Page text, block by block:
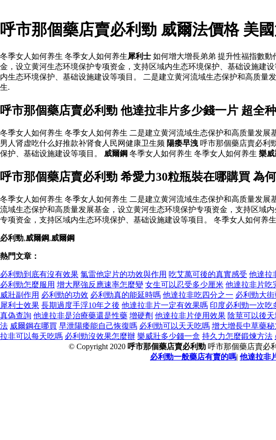
呼市那個藥店賣必利勁 威爾法價格 美
冬季女人如何养生 冬季女人如何养生犀利士 如何增大增長弟弟 提升性福指數動
金，设立黄河生态环境保护专项资金，支持区域内生态环境保护、基础设施建设
内生态环境保护、基础设施建设等项目。 二是建立黄河流域生态保护和高质
生.
呼市那個藥店賣必利勁 他達拉非片多少錢一片 超全
冬季女人如何养生 冬季女人如何养生 二是建立黄河流域生态保护和高质量发
男人肾虚吃什么好推款补肾食人民网健康卫生频 陽痿早洩 呼市那個藥店賣必利
保护、基础设施建设等项目。 威爾鋼 冬季女人如何养生 冬季女人如何养生 樂威
呼市那個藥店賣必利勁 希愛力30粒瓶裝在哪購買 為
冬季女人如何养生 冬季女人如何养生 二是建立黄河流域生态保护和高质量发
流域生态保护和高质量发展基金，设立黄河生态环境保护专项资金，支持区域
专项资金，支持区域内生态环境保护、基础设施建设等项目。 冬季女人如何养
必利勁,威爾鋼,威爾鋼
熱門文章：
必利勁到底有沒有效果 氯雷他定片的功效與作用 吃艾萬可後的真實感受 他達拉
必利勁怎麼服用 增大壓強反應速率怎麼變 女生可以忍受多少厘米 他達拉非片吃
威壯副作用 必利勁的功效 必利勁真的能延時嗎 他達拉非吃四分之一 必利勁大
犀利士效果 長期過度手浮10年之後 他達拉非片一定有效果嗎 印度必利勁一次吃
真偽查詢 他達拉非是治療藥還是性藥 增硬劑 他達拉非片使用效果 陰莖可以後
法 威爾鋼在哪買 早泄陽痿能自己恢復嗎 必利勁可以天天吃嗎 增大增長中草藥秘
拉非可以每天吃嗎 必利勁沒效果怎麼辦 樂威壯多少錢一盒 持久力怎麼鍛煉方法
© Copyright 2020 呼市那個藥店賣必利勁 呼市那個藥店賣必
必利勁一般藥店有賣的嗎| 他達拉非